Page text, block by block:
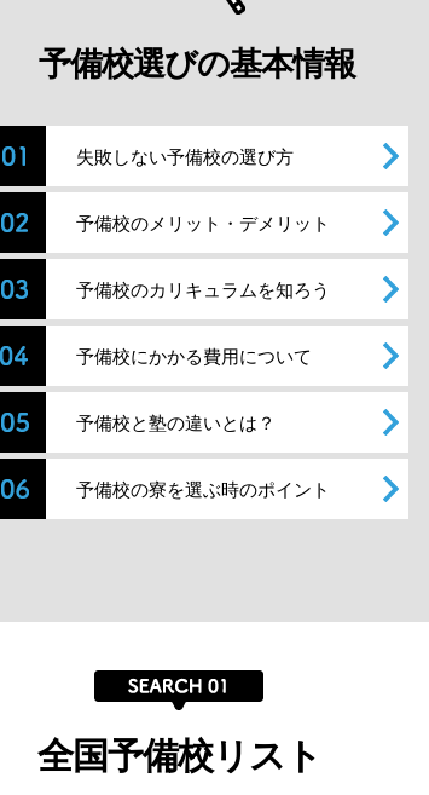
予備校選びの基本情報
失敗しない予備校の選び方
予備校のメリット・デメリット
予備校のカリキュラムを知ろう
予備校にかかる費用について
予備校と塾の違いとは？
予備校の寮を選ぶ時のポイント
全国予備校リスト